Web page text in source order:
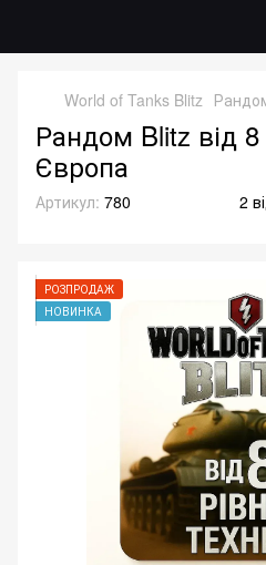
World of Tanks Blitz
Рандом Blitz від
Європа
Артикул: 780 2
РОЗПРОДАЖ
НОВИНКА